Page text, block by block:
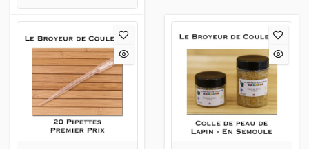
marque-page, ou
découvrir le travail
sur parchemin